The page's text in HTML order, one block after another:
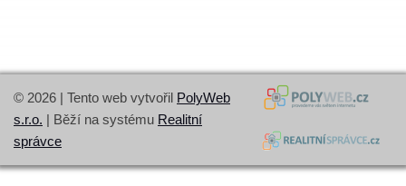
© 2026 | Tento web vytvořil PolyWeb
s.r.o. | Běží na systému Realitní
správce